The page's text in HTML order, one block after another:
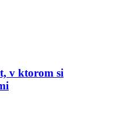
v ktorom si